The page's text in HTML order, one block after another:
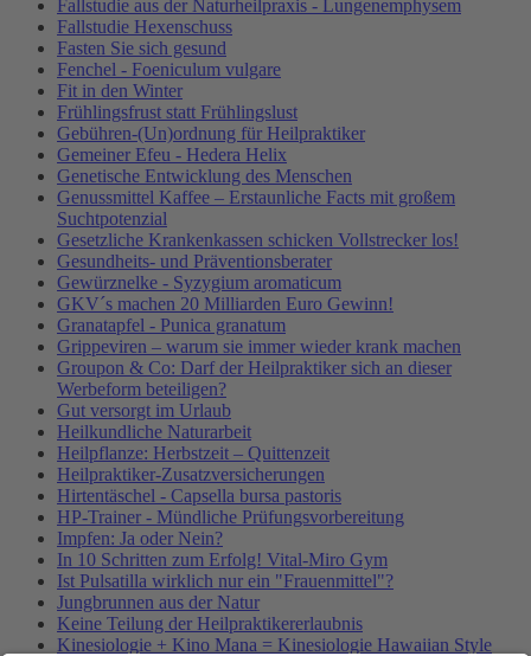
Fallstudie aus der Naturheilpraxis - Lungenemphysem
Fallstudie Hexenschuss
Fasten Sie sich gesund
Fenchel - Foeniculum vulgare
Fit in den Winter
Frühlingsfrust statt Frühlingslust
Gebühren-(Un)ordnung für Heilpraktiker
Gemeiner Efeu - Hedera Helix
Genetische Entwicklung des Menschen
Genussmittel Kaffee – Erstaunliche Facts mit großem
Suchtpotenzial
Gesetzliche Krankenkassen schicken Vollstrecker los!
Gesundheits- und Präventionsberater
Gewürznelke - Syzygium aromaticum
GKV´s machen 20 Milliarden Euro Gewinn!
Granatapfel - Punica granatum
Grippeviren – warum sie immer wieder krank machen
Groupon & Co: Darf der Heilpraktiker sich an dieser
Werbeform beteiligen?
Gut versorgt im Urlaub
Heilkundliche Naturarbeit
Heilpflanze: Herbstzeit – Quittenzeit
Heilpraktiker-Zusatzversicherungen
Hirtentäschel - Capsella bursa pastoris
HP-Trainer - Mündliche Prüfungsvorbereitung
Impfen: Ja oder Nein?
In 10 Schritten zum Erfolg! Vital-Miro Gym
Ist Pulsatilla wirklich nur ein "Frauenmittel"?
Jungbrunnen aus der Natur
Keine Teilung der Heilpraktikererlaubnis
Kinesiologie + Kino Mana = Kinesiologie Hawaiian Style